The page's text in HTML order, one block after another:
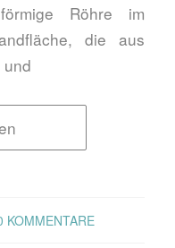
Röhre im
die aus
KOMMENTARE